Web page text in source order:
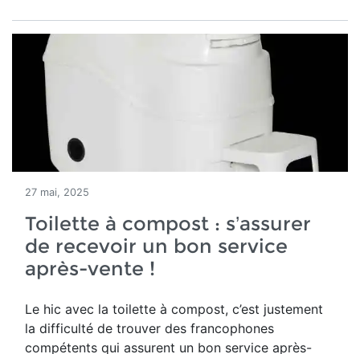
27 mai, 2025
Toilette à compost : s’assurer
de recevoir un bon service
après-vente !
Le hic avec la toilette à compost, c’est justement
la difficulté de trouver des francophones
compétents qui assurent un bon service après-